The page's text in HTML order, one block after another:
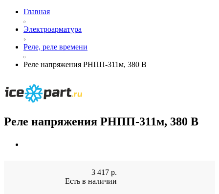
Главная
Электроарматура
Реле, реле времени
Реле напряжения РНПП-311м, 380 В
Реле напряжения РНПП-311м, 380 В
3 417 р.
Есть в наличии